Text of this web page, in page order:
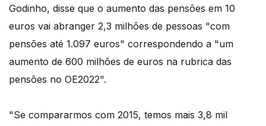
Godinho, disse que o aumento das pensões em 10
euros vai abranger 2,3 milhões de pessoas "com
pensões até 1.097 euros" correspondendo a "um
aumento de 600 milhões de euros na rubrica das
pensões no OE2022".
"Se compararmos com 2015, temos mais 3,8 mil